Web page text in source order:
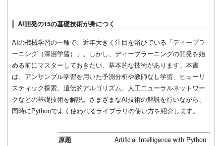
AI開発の15の基礎技術が身につく
AIの機械学習の一種で、近年大きく注目を浴びている「ディープラ
ーニング（深層学習）」。しかし、ディープラーニングの開発を始
める前にマスターしておきたい、基本的な技術があります。本書
は、アンサンブル学習を用いた予測分析や教師なし学習、ヒューリ
スティック探索、遺伝的アルゴリズム、人工ニューラルネットワー
クなどの基礎技術を解説。さまざまなAI技術の解説を行いながら、
同時にPythonでよく使われるライブラリの使い方を紹介します。
原題 Artificial Intelligence with Python